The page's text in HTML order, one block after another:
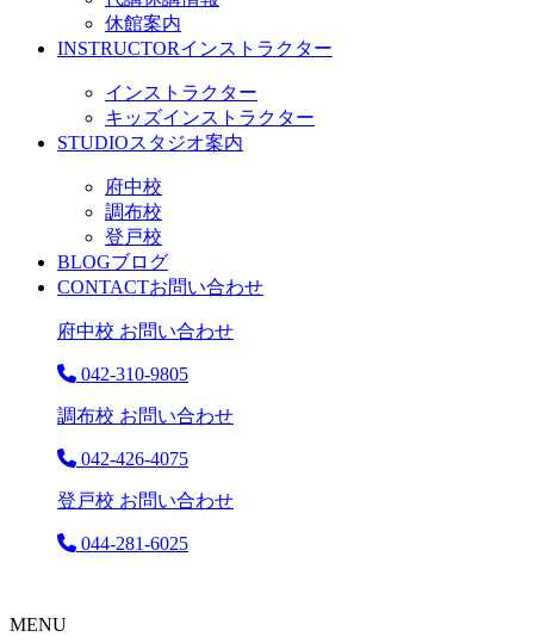
休館案内
INSTRUCTORインストラクター
インストラクター
キッズインストラクター
STUDIOスタジオ案内
府中校
調布校
登戸校
BLOGブログ
CONTACTお問い合わせ
府中校 お問い合わせ
042-310-9805
調布校 お問い合わせ
042-426-4075
登戸校 お問い合わせ
044-281-6025
MENU